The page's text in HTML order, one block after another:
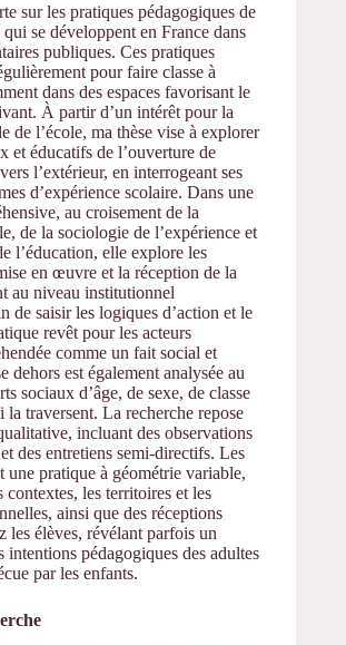
sur les pratiques pédagogiques de
qui se développent en France dans
publiques. Ces pratiques
pour faire classe à
dans des espaces favorisant le
À partir d’un intérêt pour la
de l’école, ma thèse vise à explorer
et éducatifs de l’ouverture de
l’extérieur, en interrogeant ses
d’expérience scolaire. Dans une
au croisement de la
de la sociologie de l’expérience et
l’éducation, elle explore les
en œuvre et la réception de la
au niveau institutionnel
de saisir les logiques d’action et le
revêt pour les acteurs
comme un fait social et
dehors est également analysée au
sociaux d’âge, de sexe, de classe
la traversent. La recherche repose
incluant des observations
des entretiens semi-directifs. Les
une pratique à géométrie variable,
contextes, les territoires et les
ainsi que des réceptions
les élèves, révélant parfois un
intentions pédagogiques des adultes
par les enfants.